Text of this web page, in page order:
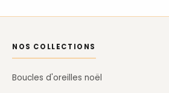
NOS COLLECTIONS
Boucles d'oreilles noël